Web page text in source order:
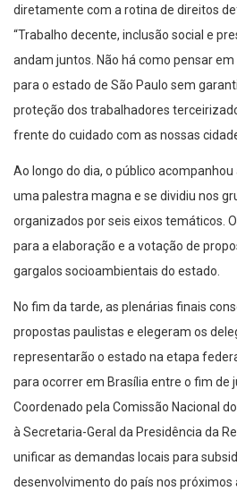
diretamente com a rotina de direitos
“Trabalho decente, inclusão social e
andam juntos. Não há como pensar
para o estado de São Paulo sem
proteção dos trabalhadores
frente do cuidado com as nossas
Ao longo do dia, o público
uma palestra magna e se dividiu nos
organizados por seis eixos temáticos.
para a elaboração e a votação de
gargalos socioambientais do estado.
No fim da tarde, as plenárias finais
propostas paulistas e elegeram os
representarão o estado na etapa
para ocorrer em Brasília entre o fim de
Coordenado pela Comissão Nacional
à Secretaria-Geral da Presidência da
unificar as demandas locais para
desenvolvimento do país nos próximos